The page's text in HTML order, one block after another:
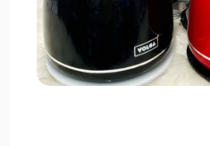
سازنده پاک شوند. بدنه
مستقیماً داخل آب قرار